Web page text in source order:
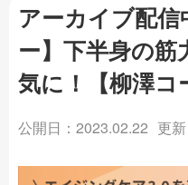
アーカイブ配
ー】下半身の
気に！【柳澤コ
公開日：2023.02.22 更